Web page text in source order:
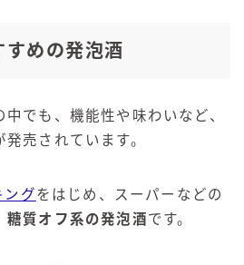
めの発泡酒
でも、機能性や味わいなど、
売されています。
ングをはじめ、スーパーなどの
糖質オフ系の発泡酒です。